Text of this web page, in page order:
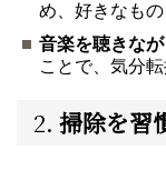
め、好きなも
音楽を聴きな
ことで、気分転
2. 掃除を習